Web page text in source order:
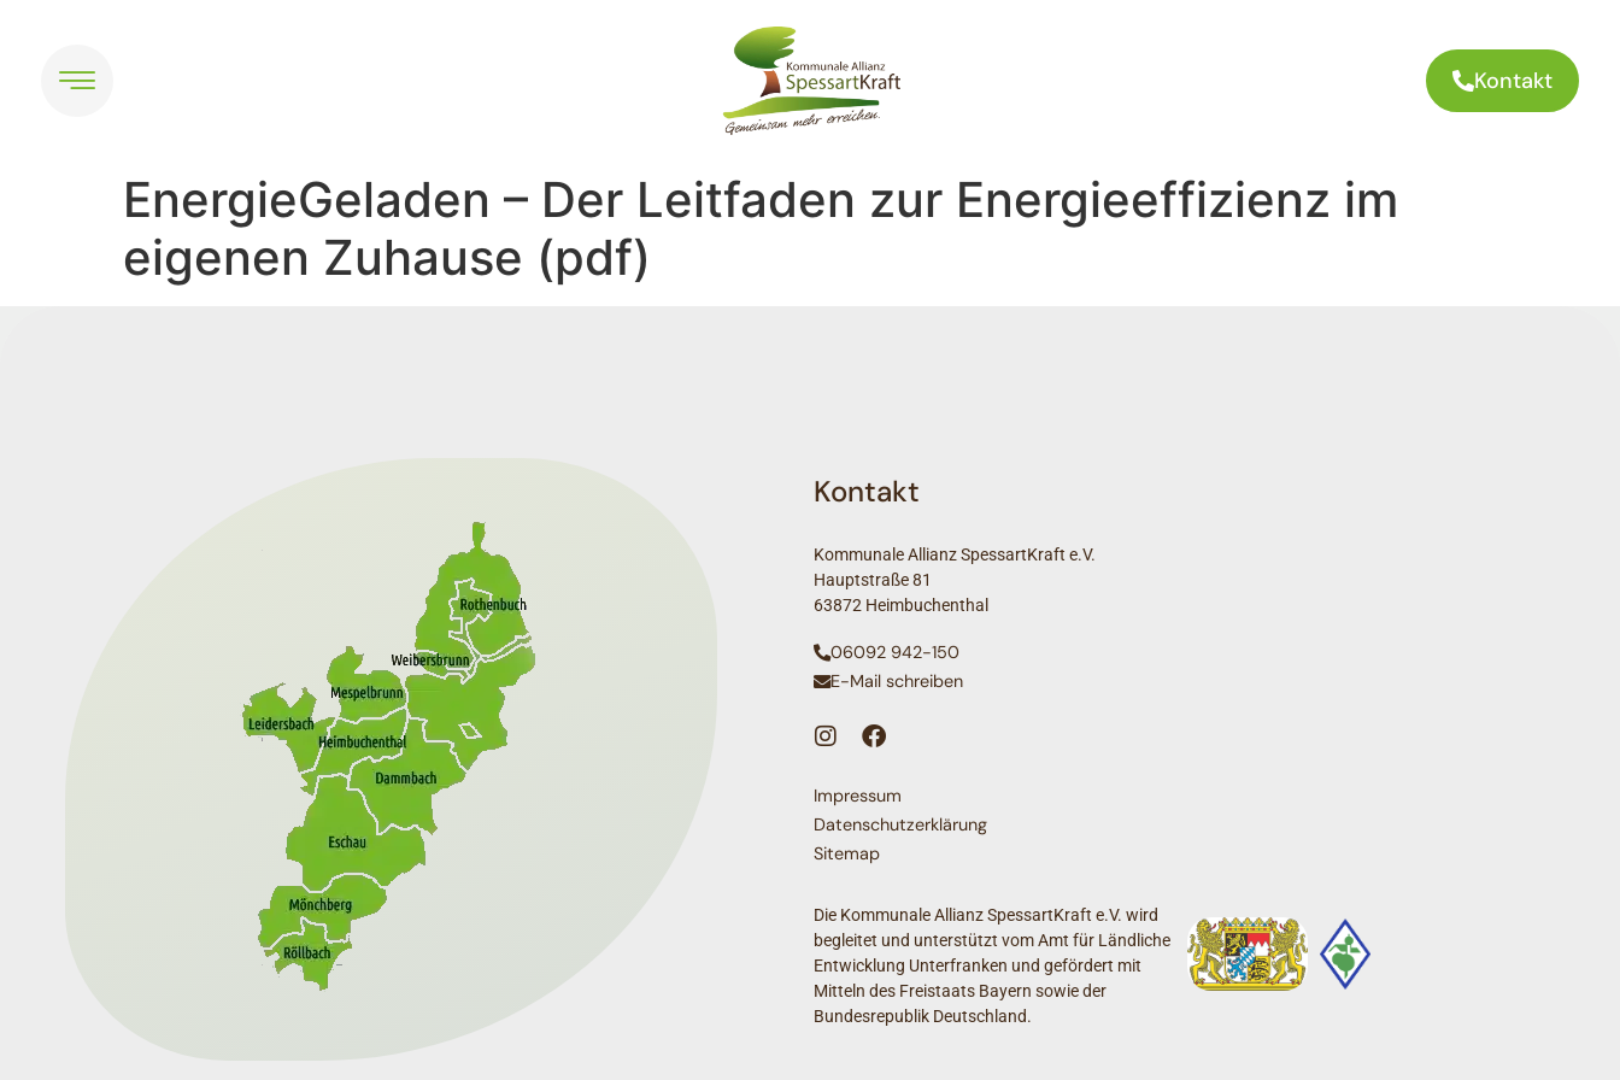
Kontakt
EnergieGeladen – Der Leitfaden zur Energieeffizienz im
eigenen Zuhause (pdf)
Kontakt
Kommunale Allianz SpessartKraft e.V.
Hauptstraße 81
63872 Heimbuchenthal
06092 942-150
E-Mail schreiben
Impressum
Datenschutzerklärung
Sitemap
Die Kommunale Allianz SpessartKraft e.V. wird
begleitet und unterstützt vom Amt für Ländliche
Entwicklung Unterfranken und gefördert mit
Mitteln des Freistaats Bayern sowie der
Bundesrepublik Deutschland.